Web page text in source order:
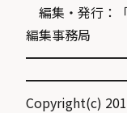
編集・発行：
編集事務局
Copyright(c)